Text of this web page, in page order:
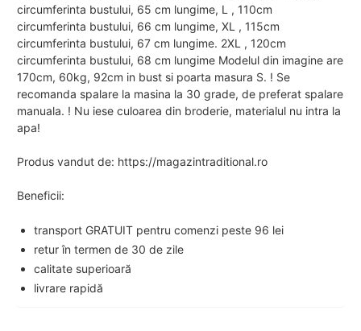
circumferinta bustului, 65 cm lungime, L , 110cm
circumferinta bustului, 66 cm lungime, XL , 115cm
circumferinta bustului, 67 cm lungime. 2XL , 120cm
circumferinta bustului, 68 cm lungime Modelul din imagine are
170cm, 60kg, 92cm in bust si poarta masura S. ! Se
recomanda spalare la masina la 30 grade, de preferat spalare
manuala. ! Nu iese culoarea din broderie, materialul nu intra la
apa!
Produs vandut de: https://magazintraditional.ro
Beneficii:
transport GRATUIT pentru comenzi peste 96 lei
retur în termen de 30 de zile
calitate superioară
livrare rapidă